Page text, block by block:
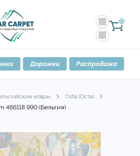
0
Дорожки Распродажа
ковры
Osta (Оста)
466118 990 (Бельгия)